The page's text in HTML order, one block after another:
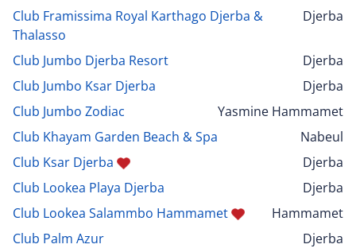
Club Framissima Royal Karthago Djerba &
Thalasso
Djerba
Club Jumbo Djerba Resort
Djerba
Club Jumbo Ksar Djerba
Djerba
Club Jumbo Zodiac
Yasmine Hammamet
Club Khayam Garden Beach & Spa
Nabeul
Club Ksar Djerba
Djerba
Club Lookea Playa Djerba
Djerba
Club Lookea Salammbo Hammamet
Hammamet
Club Palm Azur
Djerba